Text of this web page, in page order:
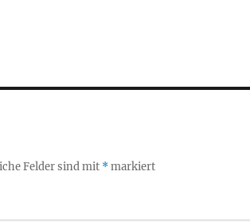
Felder sind mit *markiert